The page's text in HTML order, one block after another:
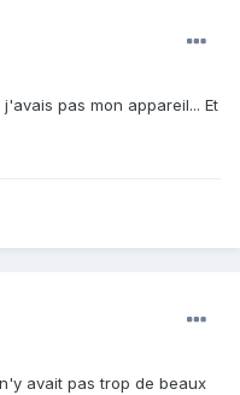
pas mon appareil... Et
avait pas trop de beaux